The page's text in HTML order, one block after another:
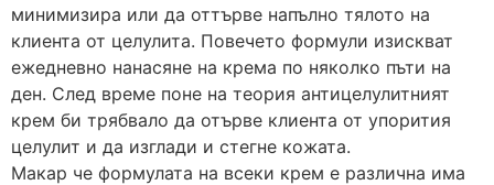
минимизира или да оттърве напълно тялото на
клиента от целулита. Повечето формули изискват
ежедневно нанасяне на крема по няколко пъти на
ден. След време поне на теория антицелулитният
крем би трябвало да отърве клиента от упорития
целулит и да изглади и стегне кожата.
Макар че формулата на всеки крем е различна има